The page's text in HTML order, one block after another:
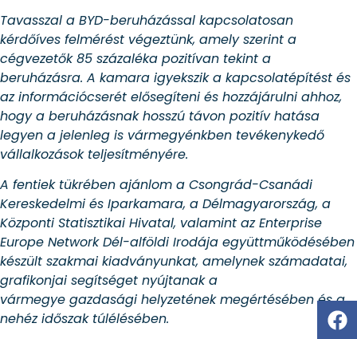
Tavasszal a BYD-beruházással kapcsolatosan
kérdőíves felmérést végeztünk, amely szerint a
cégvezetők 85 százaléka pozitívan tekint a
beruházásra. A kamara igyekszik a kapcsolatépítést és
az információcserét elősegíteni és hozzájárulni ahhoz,
hogy a beruházásnak hosszú távon pozitív hatása
legyen a jelenleg is vármegyénkben tevékenykedő
vállalkozások teljesítményére.
A fentiek tükrében ajánlom a Csongrád-Csanádi
Kereskedelmi és Iparkamara, a Délmagyarország, a
Központi Statisztikai Hivatal, valamint az Enterprise
Europe Network Dél-alföldi Irodája együttműködésében
készült szakmai kiadványunkat, amelynek számadatai,
grafikonjai segítséget nyújtanak a
vármegye gazdasági helyzetének megértésében és a
nehéz időszak túlélésében.